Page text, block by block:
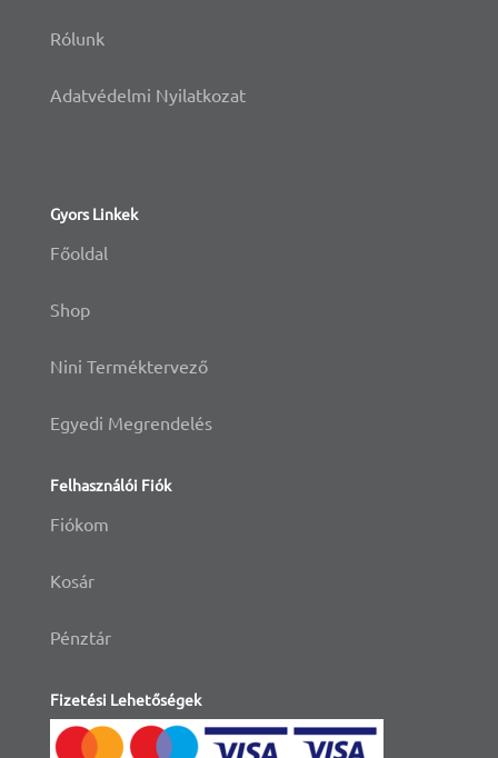
Rólunk
Adatvédelmi Nyilatkozat
Gyors Linkek
Főoldal
Shop
Nini Terméktervező
Egyedi Megrendelés
Felhasználói Fiók
Fiókom
Kosár
Pénztár
Fizetési Lehetőségek